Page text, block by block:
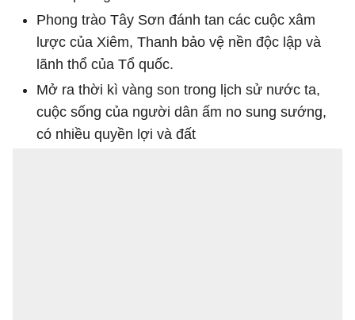
Phong trào Tây Sơn đánh tan các cuộc xâm
lược của Xiêm, Thanh bảo vệ nền độc lập và
lãnh thổ của Tổ quốc.
Mở ra thời kì vàng son trong lịch sử nước ta,
cuộc sống của người dân ấm no sung sướng,
có nhiều quyền lợi và đất